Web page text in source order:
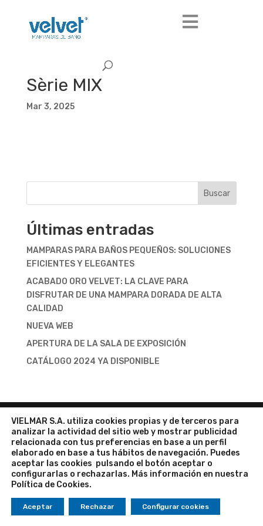
Sèrie MIX
Mar 3, 2025
Buscar
Últimas entradas
MAMPARAS PARA BAÑOS PEQUEÑOS: SOLUCIONES
EFICIENTES Y ELEGANTES
ACABADO ORO VELVET: LA CLAVE PARA
DISFRUTAR DE UNA MAMPARA DORADA DE ALTA
CALIDAD
NUEVA WEB
APERTURA DE LA SALA DE EXPOSICIÓN
CATÁLOGO 2024 YA DISPONIBLE
Aviso legal |Política de privacidad| Política de
cookies
Copyright © Mamparas Velvet. Todos los derechos
reservados. Diseño webGrowing18 .
VIELMAR S.A. utiliza cookies propias y de terceros para
analizar la actividad del sitio web y mostrar publicidad
relacionada con tus preferencias en base a un perfil
elaborado en base a tus hábitos de navegación. Puedes
aceptar las cookies pulsando el botón aceptar o
configurarlas o rechazarlas. Más información en nuestra
Política de Cookies.
Aceptar Rechazar Configurar cookies